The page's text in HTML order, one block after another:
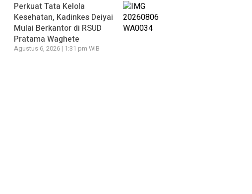
Perkuat Tata Kelola
Kesehatan, Kadinkes Deiyai
Mulai Berkantor di RSUD
Pratama Waghete
Agustus 6, 2026 | 1:31 pm WIB